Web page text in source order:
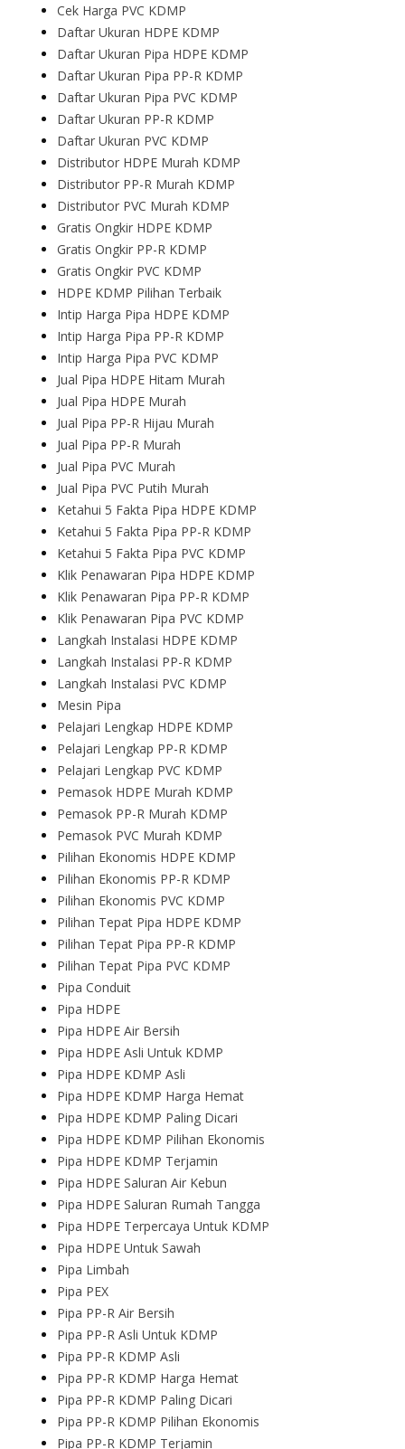
Cek Harga PVC KDMP
Daftar Ukuran HDPE KDMP
Daftar Ukuran Pipa HDPE KDMP
Daftar Ukuran Pipa PP-R KDMP
Daftar Ukuran Pipa PVC KDMP
Daftar Ukuran PP-R KDMP
Daftar Ukuran PVC KDMP
Distributor HDPE Murah KDMP
Distributor PP-R Murah KDMP
Distributor PVC Murah KDMP
Gratis Ongkir HDPE KDMP
Gratis Ongkir PP-R KDMP
Gratis Ongkir PVC KDMP
HDPE KDMP Pilihan Terbaik
Intip Harga Pipa HDPE KDMP
Intip Harga Pipa PP-R KDMP
Intip Harga Pipa PVC KDMP
Jual Pipa HDPE Hitam Murah
Jual Pipa HDPE Murah
Jual Pipa PP-R Hijau Murah
Jual Pipa PP-R Murah
Jual Pipa PVC Murah
Jual Pipa PVC Putih Murah
Ketahui 5 Fakta Pipa HDPE KDMP
Ketahui 5 Fakta Pipa PP-R KDMP
Ketahui 5 Fakta Pipa PVC KDMP
Klik Penawaran Pipa HDPE KDMP
Klik Penawaran Pipa PP-R KDMP
Klik Penawaran Pipa PVC KDMP
Langkah Instalasi HDPE KDMP
Langkah Instalasi PP-R KDMP
Langkah Instalasi PVC KDMP
Mesin Pipa
Pelajari Lengkap HDPE KDMP
Pelajari Lengkap PP-R KDMP
Pelajari Lengkap PVC KDMP
Pemasok HDPE Murah KDMP
Pemasok PP-R Murah KDMP
Pemasok PVC Murah KDMP
Pilihan Ekonomis HDPE KDMP
Pilihan Ekonomis PP-R KDMP
Pilihan Ekonomis PVC KDMP
Pilihan Tepat Pipa HDPE KDMP
Pilihan Tepat Pipa PP-R KDMP
Pilihan Tepat Pipa PVC KDMP
Pipa Conduit
Pipa HDPE
Pipa HDPE Air Bersih
Pipa HDPE Asli Untuk KDMP
Pipa HDPE KDMP Asli
Pipa HDPE KDMP Harga Hemat
Pipa HDPE KDMP Paling Dicari
Pipa HDPE KDMP Pilihan Ekonomis
Pipa HDPE KDMP Terjamin
Pipa HDPE Saluran Air Kebun
Pipa HDPE Saluran Rumah Tangga
Pipa HDPE Terpercaya Untuk KDMP
Pipa HDPE Untuk Sawah
Pipa Limbah
Pipa PEX
Pipa PP-R Air Bersih
Pipa PP-R Asli Untuk KDMP
Pipa PP-R KDMP Asli
Pipa PP-R KDMP Harga Hemat
Pipa PP-R KDMP Paling Dicari
Pipa PP-R KDMP Pilihan Ekonomis
Pipa PP-R KDMP Terjamin